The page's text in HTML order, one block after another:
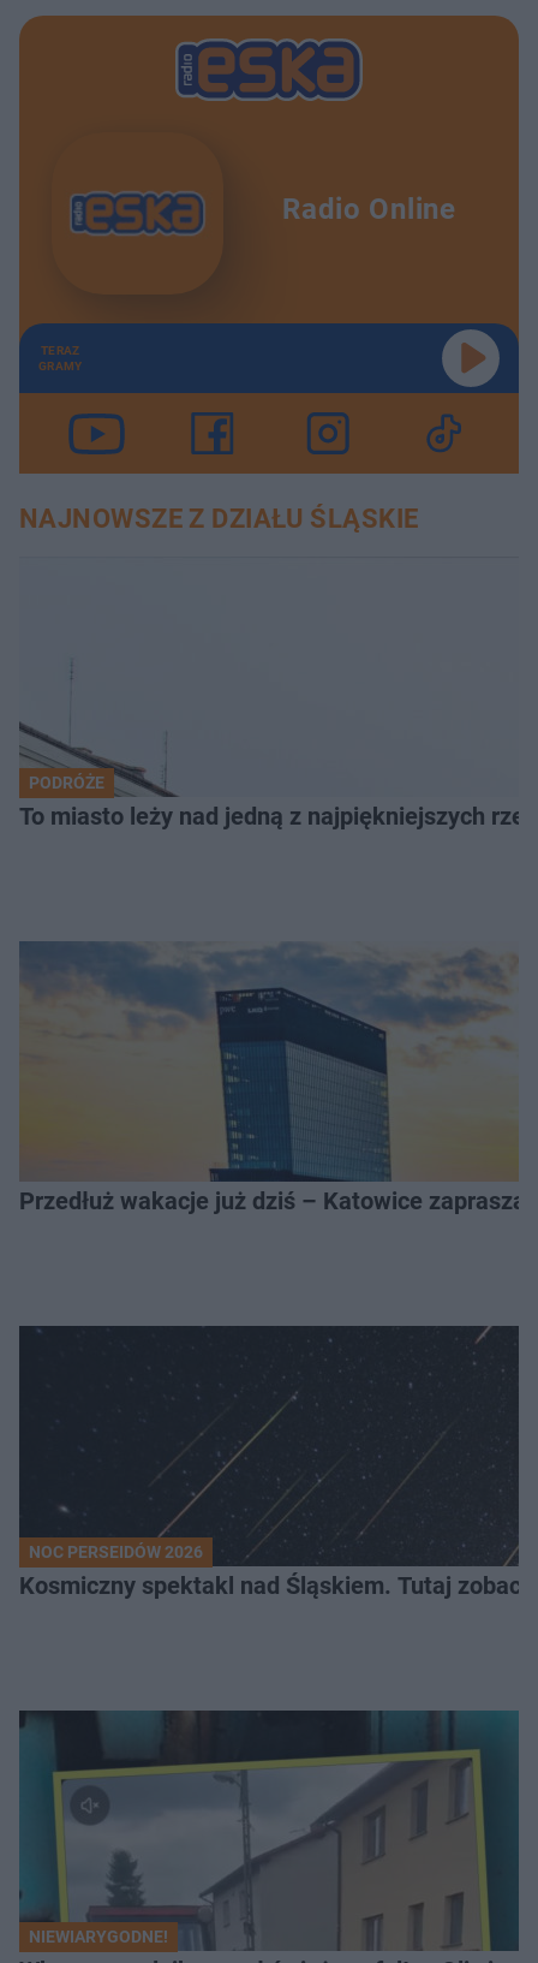
Radio Online
TERAZ
GRAMY
NAJNOWSZE Z DZIAŁU ŚLĄSKIE
PODRÓŻE
To miasto leży nad jedną z najpiękniejszych
Przedłuż wakacje już dziś – Katowice
NOC PERSEIDÓW 2026
Kosmiczny spektakl nad Śląskiem. Tutaj
NIEWIARYGODNE!